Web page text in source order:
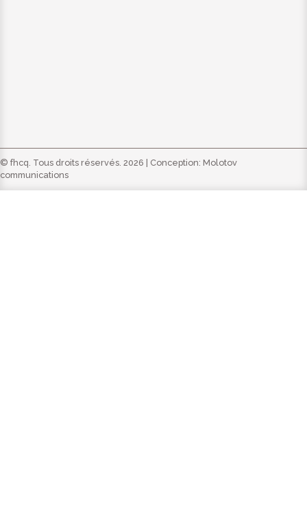
© fhcq. Tous droits réservés. 2026 | Conception: Molotov
communications